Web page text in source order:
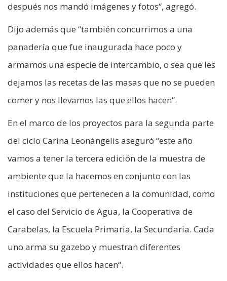
después nos mandó imágenes y fotos“, agregó.
Dijo además que “también concurrimos a una
panadería que fue inaugurada hace poco y
armamos una especie de intercambio, o sea que les
dejamos las recetas de las masas que no se pueden
comer y nos llevamos las que ellos hacen“.
En el marco de los proyectos para la segunda parte
del ciclo Carina Leonángelis aseguró “este año
vamos a tener la tercera edición de la muestra de
ambiente que la hacemos en conjunto con las
instituciones que pertenecen a la comunidad, como
el caso del Servicio de Agua, la Cooperativa de
Carabelas, la Escuela Primaria, la Secundaria. Cada
uno arma su gazebo y muestran diferentes
actividades que ellos hacen“.